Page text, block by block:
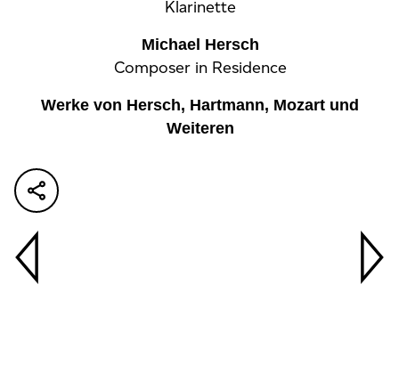
Klarinette
Michael Hersch
Composer in Residence
Werke von Hersch, Hartmann, Mozart und
Weiteren